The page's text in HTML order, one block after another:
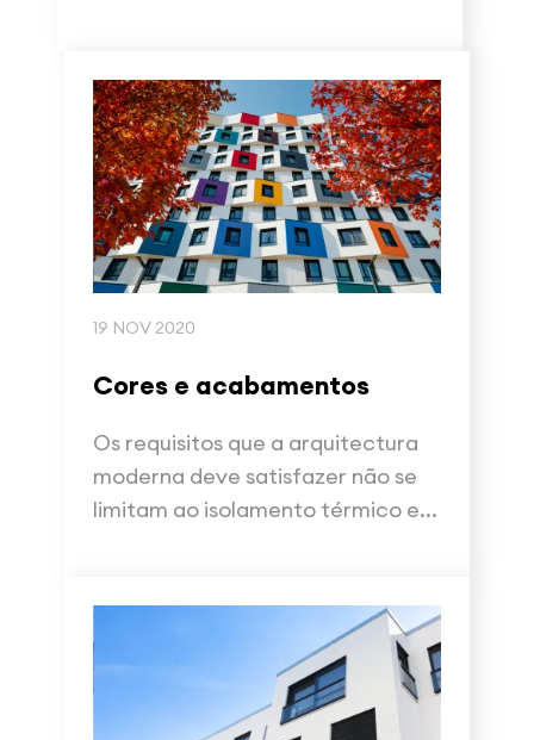
19 NOV 2020
Cores e acabamentos
Os requisitos que a arquitectura
moderna deve satisfazer não se
limitam ao isolamento térmico e...